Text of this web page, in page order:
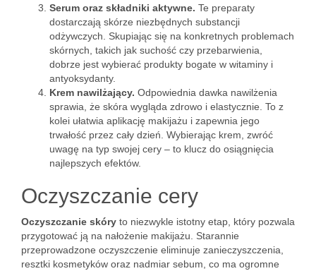
Serum oraz składniki aktywne. Te preparaty
dostarczają skórze niezbędnych substancji
odżywczych. Skupiając się na konkretnych problemach
skórnych, takich jak suchość czy przebarwienia,
dobrze jest wybierać produkty bogate w witaminy i
antyoksydanty.
Krem nawilżający. Odpowiednia dawka nawilżenia
sprawia, że skóra wygląda zdrowo i elastycznie. To z
kolei ułatwia aplikację makijażu i zapewnia jego
trwałość przez cały dzień. Wybierając krem, zwróć
uwagę na typ swojej cery – to klucz do osiągnięcia
najlepszych efektów.
Oczyszczanie cery
Oczyszczanie skóry to niezwykle istotny etap, który pozwala
przygotować ją na nałożenie makijażu. Starannie
przeprowadzone oczyszczenie eliminuje zanieczyszczenia,
resztki kosmetyków oraz nadmiar sebum, co ma ogromne